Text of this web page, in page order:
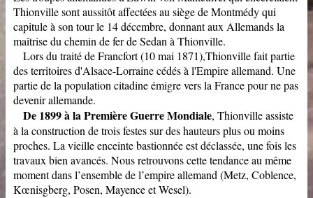
Thionville sont aussitôt affectées au siège de Montmédy qui
capitule à son tour le 14 décembre, donnant aux Allemands la
maîtrise du chemin de fer de Sedan à Thionville.
Lors du traité de Francfort (10 mai 1871),Thionville fait partie
des territoires d'Alsace-Lorraine cédés à l'Empire allemand. Une
partie de la population citadine émigre vers la France pour ne pas
devenir allemande.
De 1899 à la Première Guerre Mondiale, Thionville assiste
à la construction de trois festes sur des hauteurs plus ou moins
proches. La vieille enceinte bastionnée est déclassée, une fois les
travaux bien avancés. Nous retrouvons cette tendance au même
moment dans l’ensemble de l’empire allemand (Metz, Coblence,
Kœnisgberg, Posen, Mayence et Wesel).